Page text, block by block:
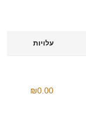
עלויות
₪0.00